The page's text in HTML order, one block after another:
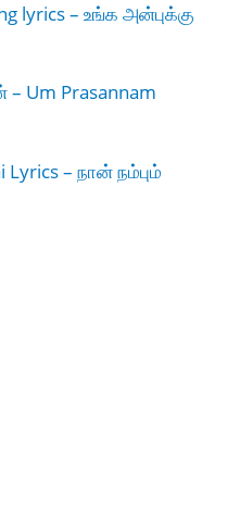
lyrics – உங்க அன்புக்கு
– Um Prasannam
– நான் நம்பும்